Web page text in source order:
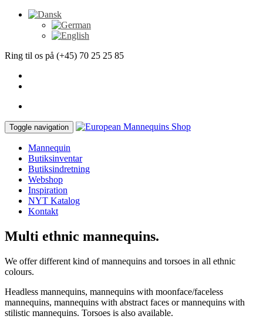
Ring til os på (+45) 70 25 25 85
Toggle navigation
Mannequin
Butiksinventar
Butiksindretning
Webshop
Inspiration
NYT Katalog
Kontakt
Multi ethnic mannequins.
We offer different kind of mannequins and torsoes in all ethnic
colours.
Headless mannequins, mannequins with moonface/faceless
mannequins, mannequins with abstract faces or mannequins with
stilistic mannequins. Torsoes is also available.